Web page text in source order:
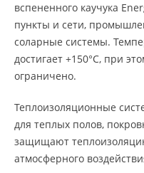
вспененного каучука
пункты и сети,
соларные системы.
достигает +150°С, при
ограничено.
Теплоизоляционные
для теплых полов,
защищают
атмосферного